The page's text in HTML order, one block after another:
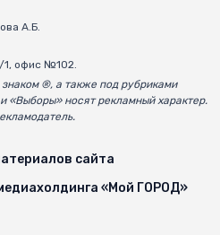
А.Б.
1, офис №102.
®, а также под рубриками
«Выборы» носят рекламный характер.
сайта
«Мой ГОРОД»